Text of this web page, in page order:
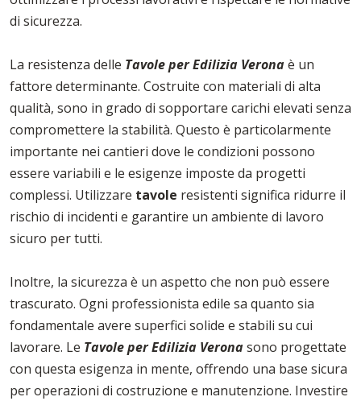
di sicurezza.
La resistenza delle Tavole per Edilizia Veronaè un
fattore determinante. Costruite con materiali di alta
qualità, sono in grado di sopportare carichi elevati senza
compromettere la stabilità. Questo è particolarmente
importante nei cantieri dove le condizioni possono
essere variabili e le esigenze imposte da progetti
complessi. Utilizzare tavole resistenti significa ridurre il
rischio di incidenti e garantire un ambiente di lavoro
sicuro per tutti.
Inoltre, la sicurezza è un aspetto che non può essere
trascurato. Ogni professionista edile sa quanto sia
fondamentale avere superfici solide e stabili su cui
lavorare. Le Tavole per Edilizia Veronasono progettate
con questa esigenza in mente, offrendo una base sicura
per operazioni di costruzione e manutenzione. Investire